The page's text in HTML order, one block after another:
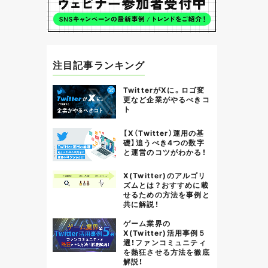
注目記事ランキング
TwitterがXに。ロゴ変
更など企業がやるべきコ
ト
【X（Twitter）運用の基
礎】追うべき4つの数字
と運営のコツがわかる！
X(Twitter)のアルゴリ
ズムとは？おすすめに載
せるための方法を事例と
共に解説！
ゲーム業界の
X(Twitter)活用事例５
選！ファンコミュニティ
を熱狂させる方法を徹底
解説！